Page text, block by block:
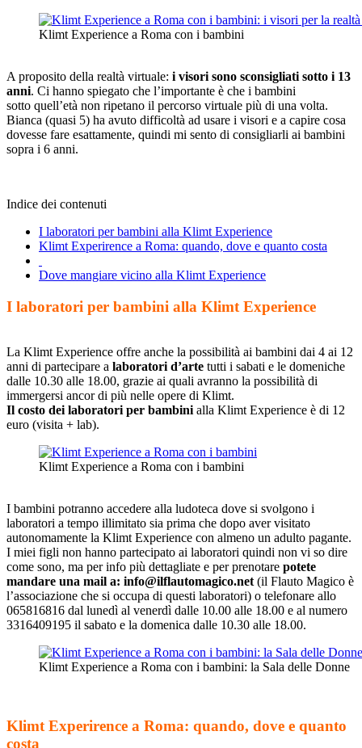
Klimt Experience a Roma con i bambini
A proposito della realtà virtuale: i visori sono sconsigliati sotto i 13
anni. Ci hanno spiegato che l’importante è che i bambini
sotto quell’età non ripetano il percorso virtuale più di una volta.
Bianca (quasi 5) ha avuto difficoltà ad usare i visori e a capire cosa
dovesse fare esattamente, quindi mi sento di consigliarli ai bambini
sopra i 6 anni.
Indice dei contenuti
I laboratori per bambini alla Klimt Experience
Klimt Experirence a Roma: quando, dove e quanto costa
Dove mangiare vicino alla Klimt Experience
I laboratori per bambini alla Klimt Experience
La Klimt Experience offre anche la possibilità ai bambini dai 4 ai 12
anni di partecipare a laboratori d’arte tutti i sabati e le domeniche
dalle 10.30 alle 18.00, grazie ai quali avranno la possibilità di
immergersi ancor di più nelle opere di Klimt.
Il costo dei laboratori per bambini alla Klimt Experience è di 12
euro (visita + lab).
Klimt Experience a Roma con i bambini
I bambini potranno accedere alla ludoteca dove si svolgono i
laboratori a tempo illimitato sia prima che dopo aver visitato
autonomamente la Klimt Experience con almeno un adulto pagante.
I miei figli non hanno partecipato ai laboratori quindi non vi so dire
come sono, ma per info più dettagliate e per prenotare potete
mandare una mail a: info@ilflautomagico.net (il Flauto Magico è
l’associazione che si occupa di questi laboratori) o telefonare allo
065816816 dal lunedì al venerdì dalle 10.00 alle 18.00 e al numero
3316409195 il sabato e la domenica dalle 10.30 alle 18.00.
Klimt Experience a Roma con i bambini: la Sala delle Donne
Klimt Experirence a Roma: quando, dove e quanto
costa